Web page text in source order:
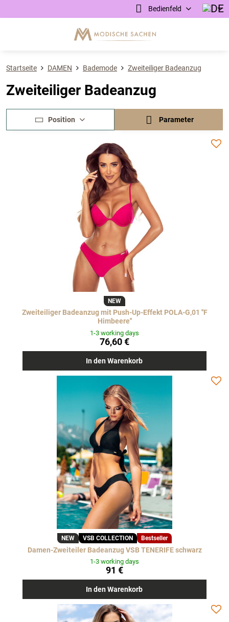
Bedienfeld
Startseite DAMEN Bademode Zweiteiliger Badeanzug
Zweiteiliger Badeanzug
Position Parameter
NEW
Zweiteiliger Badeanzug mit Push-Up-Effekt POLA-G,01 ''F
Himbeere''
1-3 working days
76,60 €
In den Warenkorb
NEW VSB COLLECTION Bestseller
Damen-Zweiteiler Badeanzug VSB TENERIFE schwarz
1-3 working days
91 €
In den Warenkorb